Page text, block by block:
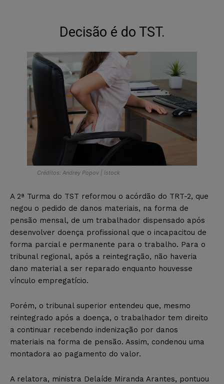
Decisão é do TST.
Créditos: Andrey Popov | Istock
A 2ª Turma do TST reformou o acórdão do TRT-2, que
negou o pedido de danos materiais, na forma de
pensão mensal, de um trabalhador dispensado após
desenvolver doença profissional que o incapacitou de
forma parcial e permanente para o trabalho. Para o
tribunal regional, após a reintegração, não haveria
dano material a ser reparado enquanto houvesse
vínculo empregatício.
Porém, o tribunal superior entendeu que, mesmo
reintegrado após a doença, o trabalhador tem direito
a continuar recebendo indenização por danos
materiais na forma de pensão. Assim, condenou uma
montadora ao pagamento do valor.
A relatora, ministra Delaíde Miranda Arantes, pontuou